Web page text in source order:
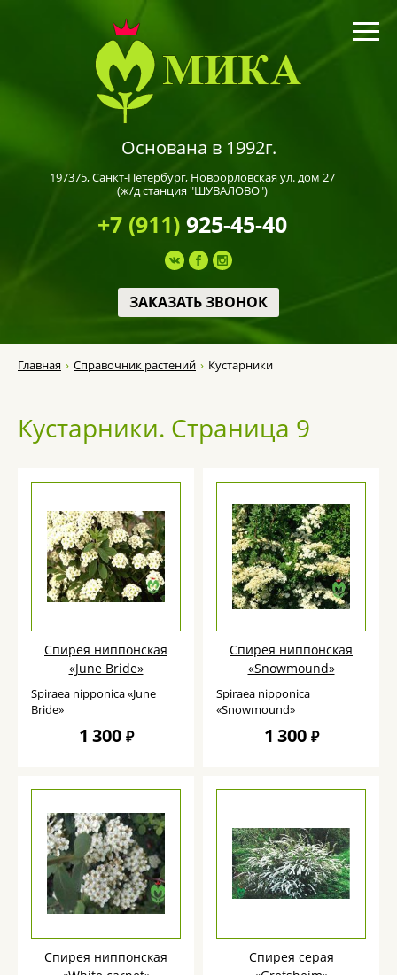
Основана в 1992г.
197375,Санкт-Петербург, Новоорловская ул. дом 27
(ж/д станция "ШУВАЛОВО")
+7 (911)925-45-40
ЗАКАЗАТЬ ЗВОНОК
Главная Справочник растений Кустарники
Кустарники. Страница 9
Спирея ниппонская
«June Bride»
Spiraea nipponica «June
Bride»
1 300 ₽
Спирея ниппонская
«Snowmound»
Spiraea nipponica
«Snowmound»
1 300 ₽
Спирея ниппонская
Спирея серая